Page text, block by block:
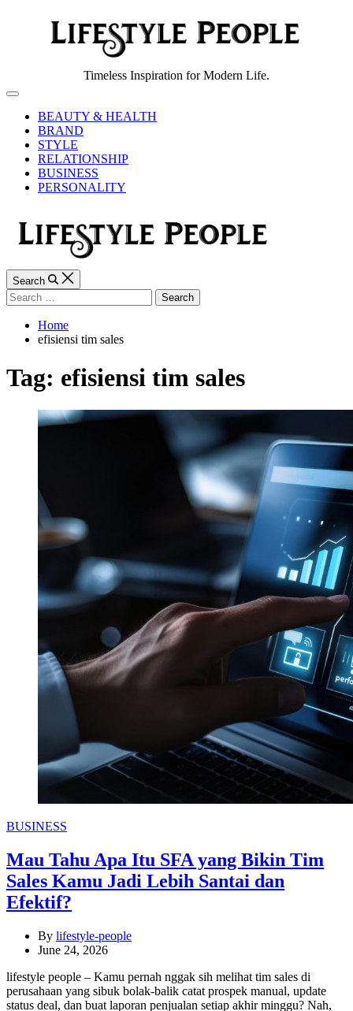
People
Timeless Inspiration for Modern Life.
Off
CanvasBEAUTY & HEALTH
BRAND
STYLE
RELATIONSHIP
BUSINESS
PERSONALITY
Search
Search
for:
Home
efisiensi tim sales
Tag: efisiensi tim sales
Categories
BUSINESS
Mau Tahu Apa Itu SFA yang Bikin Tim
Sales Kamu Jadi Lebih Santai dan
Efektif?
By lifestyle-people
June 24, 2026
lifestyle people – Kamu pernah nggak sih melihat tim sales di
perusahaan yang sibuk bolak-balik catat prospek manual, update
status deal, dan buat laporan penjualan setiap akhir minggu? Nah,